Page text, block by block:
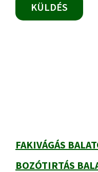
FAKIVÁGÁS
BOZÓTIRTÁS